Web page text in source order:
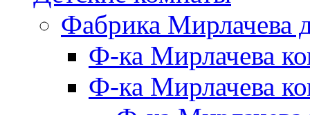
Фабрика Мирлачева
Ф-ка Мирлачева
Ф-ка Мирлачева